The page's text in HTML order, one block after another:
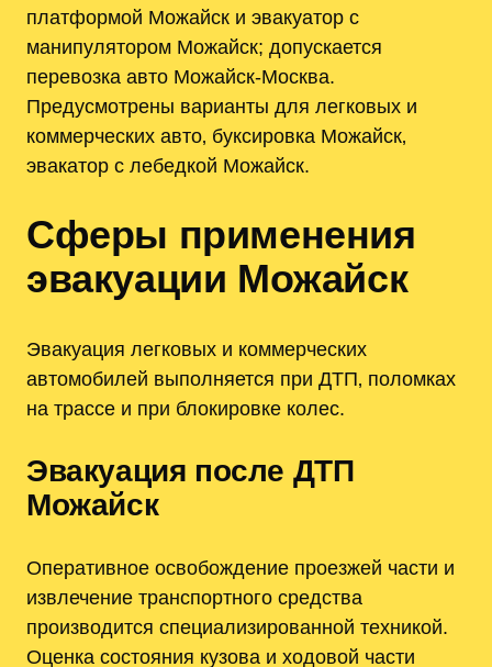
платформой Можайск и эвакуатор с
манипулятором Можайск; допускается
перевозка авто Можайск-Москва.
Предусмотрены варианты для легковых и
коммерческих авто‚ буксировка Можайск‚
эвакатор с лебедкой Можайск.
Сферы применения
эвакуации Можайск
Эвакуация легковых и коммерческих
автомобилей выполняется при ДТП‚ поломках
на трассе и при блокировке колес.
Эвакуация после ДТП
Можайск
Оперативное освобождение проезжей части и
извлечение транспортного средства
производится специализированной техникой.
Оценка состояния кузова и ходовой части